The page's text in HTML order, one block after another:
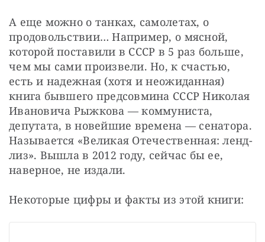
А еще можно о танках, самолетах, о
продовольствии… Например, о мясной,
которой поставили в СССР в 5 раз больше,
чем мы сами произвели. Но, к счастью,
есть и надежная (хотя и неожиданная)
книга бывшего предсовмина СССР Николая
Ивановича Рыжкова — коммуниста,
депутата, в новейшие времена — сенатора.
Называется «Великая Отечественная: ленд-
лиз». Вышла в 2012 году, сейчас бы ее,
наверное, не издали.
Некоторые цифры и факты из этой книги: